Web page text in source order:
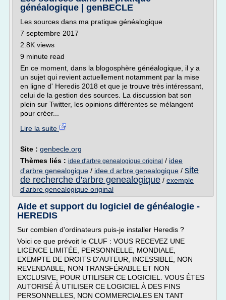
généalogique | genBECLE
Les sources dans ma pratique généalogique
7 septembre 2017
2.8K views
9 minute read
En ce moment, dans la blogosphère généalogique, il y a
un sujet qui revient actuellement notamment par la mise
en ligne d' Heredis 2018 et que je trouve très intéressant,
celui de la gestion des sources. La discussion bat son
plein sur Twitter, les opinions différentes se mélangent
pour créer...
Lire la suite
Site : genbecle.org
Thèmes liés : idee d'arbre genealogique original / idee
d'arbre genealogique / idee d arbre genealogique / site
de recherche d'arbre genealogique / exemple
d'arbre genealogique original
Aide et support du logiciel de généalogie -
HEREDIS
Sur combien d'ordinateurs puis-je installer Heredis ?
Voici ce que prévoit le CLUF : VOUS RECEVEZ UNE
LICENCE LIMITÉE, PERSONNELLE, MONDIALE,
EXEMPTE DE DROITS D'AUTEUR, INCESSIBLE, NON
REVENDABLE, NON TRANSFÉRABLE ET NON
EXCLUSIVE, POUR UTILISER CE LOGICIEL. VOUS ÊTES
AUTORISÉ À UTILISER CE LOGICIEL À DES FINS
PERSONNELLES, NON COMMERCIALES EN TANT